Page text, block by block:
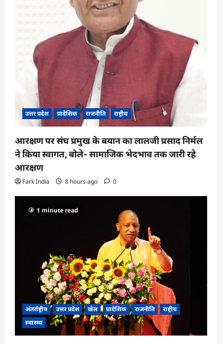
उत्तर प्रदेश प्रादेशिक राजनीति राष्ट्रीय
आरक्षण पर संघ प्रमुख के बयान का लालजी प्रसाद निर्मल
ने किया स्वागत, बोले- सामाजिक भेदभाव तक जारी रहे
आरक्षण
Fark India 8 hours ago 0
1 minute read
अंतर्राष्ट्रीय उत्तर प्रदेश खेल प्रादेशिक राजनीति
राष्ट्रीय
स्वास्थ्य